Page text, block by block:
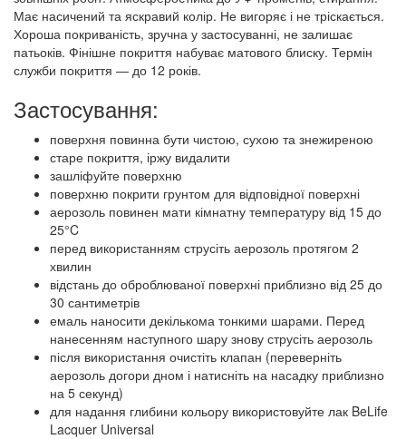
Має насичений та яскравий колір. Не вигоряє і не тріскається.
Хороша покриваність, зручна у застосуванні, не залишає
патьоків. Фінішне покриття набуває матового блиску. Термін
служби покриття — до 12 років.
Застосування:
поверхня повинна бути чистою, сухою та знежиреною
старе покриття, іржу видалити
зашліфуйте поверхню
поверхню покрити грунтом для відповідної поверхні
аерозоль повинен мати кімнатну температуру від 15 до
25°C
перед використанням струсіть аерозоль протягом 2
хвилин
відстань до оброблюваної поверхні приблизно від 25 до
30 сантиметрів
емаль наносити декількома тонкими шарами. Перед
нанесенням наступного шару знову струсіть аерозоль
після використання очистіть клапан (переверніть
аерозоль догори дном і натисніть на насадку приблизно
на 5 секунд)
для надання глибини кольору використовуйте лак BeLife
Lacquer Universal